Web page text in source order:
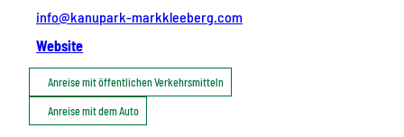
info@kanupark-markkleeberg.com
Website
Anreise mit öffentlichen Verkehrsmitteln
Anreise mit dem Auto